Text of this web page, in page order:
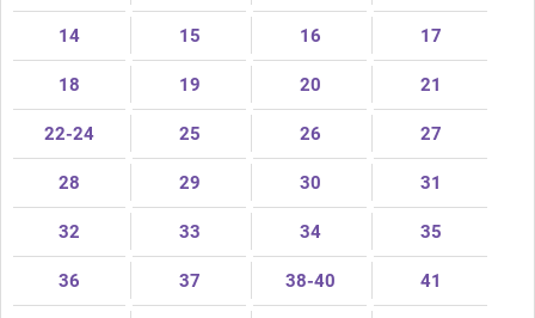
14 15 16 17
18 19 20 21
22-24 25 26 27
28 29 30 31
32 33 34 35
36 37 38-40 41